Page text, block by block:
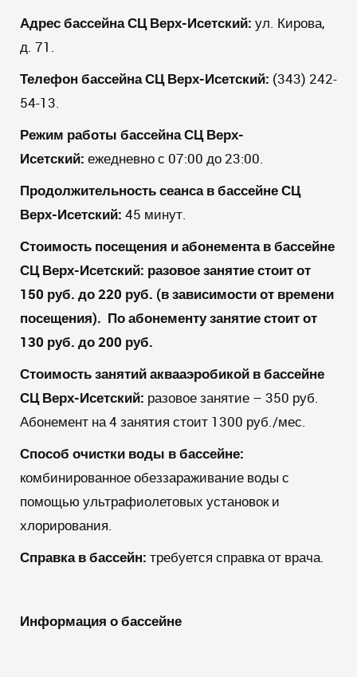
Адрес бассейнаСЦ Верх-Исетский: ул. Кирова,
д. 71.
Телефон бассейнаСЦ Верх-Исетский: (343) 242-
54-13.
Режим работы бассейнаСЦ Верх-
Исетский: ежедневно с 07:00 до 23:00.
Продолжительность сеанса в бассейнеСЦ
Верх-Исетский: 45 минут.
Стоимость посещения и абонемента в бассейне
СЦ Верх-Исетский: разовое занятие стоит от
150 руб. до 220 руб. (в зависимости от времени
посещения). По абонементу занятие стоит от
130 руб. до 200 руб.
Стоимость занятий аквааэробикой вбассейне
СЦ Верх-Исетский: разовое занятие – 350 руб.
Абонемент на 4 занятия стоит 1300 руб./мес.
Способ очистки воды в бассейне:
комбинированное обеззараживание воды с
помощью ультрафиолетовых установок и
хлорирования.
Справка в бассейн: требуется справка от врача.
Информация о бассейне